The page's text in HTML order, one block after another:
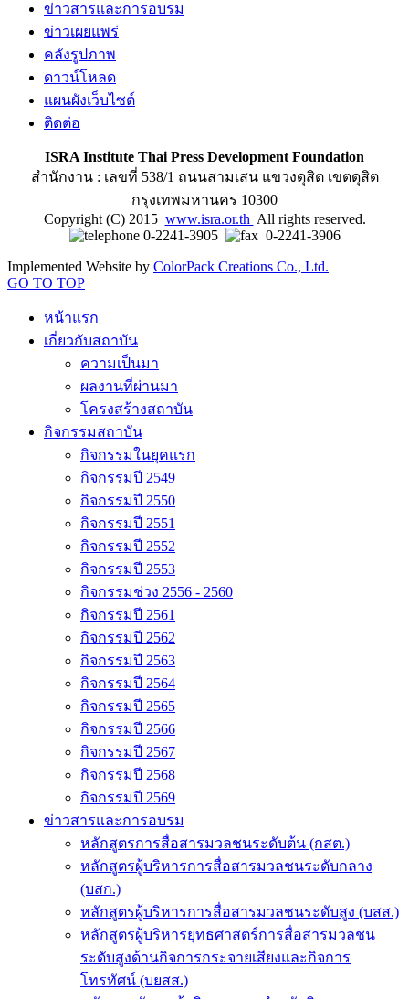
ข่าวสารและการอบรม
ข่าวเผยแพร่
คลังรูปภาพ
ดาวน์โหลด
แผนผังเว็บไซต์
ติดต่อ
ISRA Institute Thai Press Development Foundation
สำนักงาน : เลขที่ 538/1 ถนนสามเสน แขวงดุสิต เขตดุสิต
กรุงเทพมหานคร 10300
Copyright (C) 2015 www.isra.or.th All rights reserved.
0-2241-3905
0-2241-3906
Implemented Website by ColorPack Creations Co., Ltd.
GO TO TOP
หน้าแรก
เกี่ยวกับสถาบัน
ความเป็นมา
ผลงานที่ผ่านมา
โครงสร้างสถาบัน
กิจกรรมสถาบัน
กิจกรรมในยุคแรก
กิจกรรมปี 2549
กิจกรรมปี 2550
กิจกรรมปี 2551
กิจกรรมปี 2552
กิจกรรมปี 2553
กิจกรรมช่วง 2556 - 2560
กิจกรรมปี 2561
กิจกรรมปี 2562
กิจกรรมปี 2563
กิจกรรมปี 2564
กิจกรรมปี 2565
กิจกรรมปี 2566
กิจกรรมปี 2567
กิจกรรมปี 2568
กิจกรรมปี 2569
ข่าวสารและการอบรม
หลักสูตรการสื่อสารมวลชนระดับต้น (กสต.)
หลักสูตรผู้บริหารการสื่อสารมวลชนระดับกลาง
(บสก.)
หลักสูตรผู้บริหารการสื่อสารมวลชนระดับสูง (บสส.)
หลักสูตรผู้บริหารยุทธศาสตร์การสื่อสารมวลชน
ระดับสูงด้านกิจการกระจายเสียงและกิจการ
โทรทัศน์ (บยสส.)